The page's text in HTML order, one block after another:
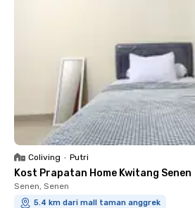
Coliving • Putri
Kost Prapatan Home Kwitang Senen
Senen, Senen
5.4 km dari mall taman anggrek